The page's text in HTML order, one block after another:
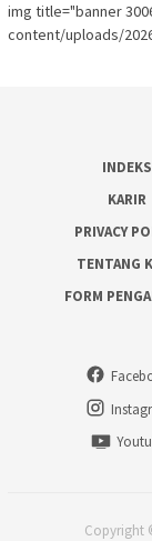
img title="banner
content/uploads/
INDEKS
KARIR
PRIVACY
TENTANG
FORM
Copyright